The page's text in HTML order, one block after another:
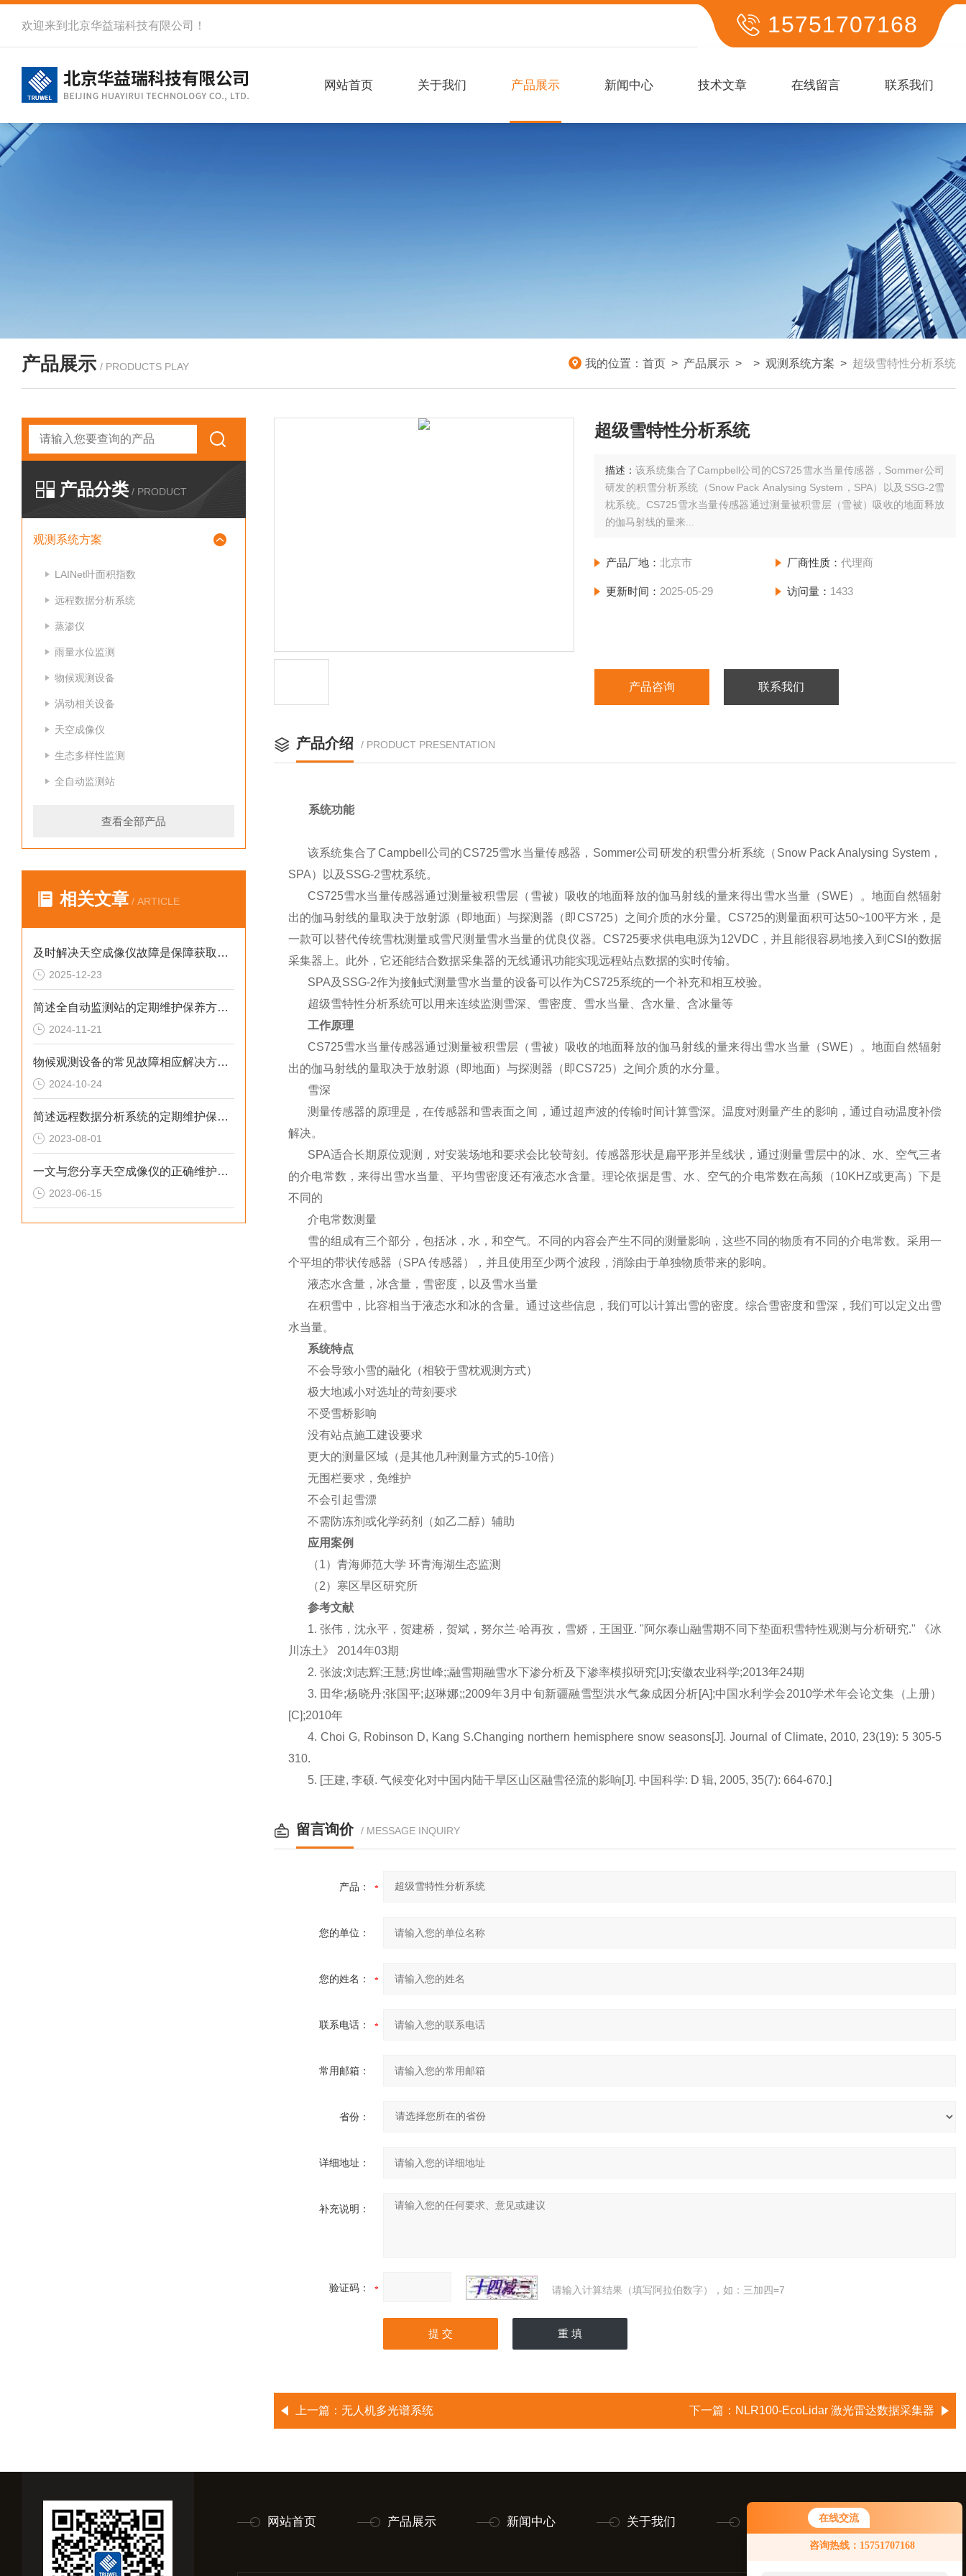
在线交流
咨询热线：15751707168
欢迎来到北京华益瑞科技有限公司！ 15751707168
网站首页 关于我们 产品展示 新闻中心 技术文章 在线留言 联系我们
产品展示 / PRODUCTS PLAY 我的位置： 首页 > 产品展示 > > 观测系统方案 > 超级雪特性分析系统
产品分类 / PRODUCT
观测系统方案
LAINet叶面积指数
远程数据分析系统
蒸渗仪
雨量水位监测
物候观测设备
涡动相关设备
天空成像仪
生态多样性监测
全自动监测站
查看全部产品
相关文章 / ARTICLE
及时解决天空成像仪故障是保障获取高可靠性天空数据的核心
2025-12-23
简述全自动监测站的定期维护保养方法建议
2024-11-21
物候观测设备的常见故障相应解决方法分享
2024-10-24
简述远程数据分析系统的定期维护保养方法
2023-08-01
一文与您分享天空成像仪的正确维护保养方法
2023-06-15
超级雪特性分析系统
描述：该系统集合了Campbell公司的CS725雪水当量传感器，Sommer公司
研发的积雪分析系统（Snow Pack Analysing System，SPA）以及SSG-2雪
枕系统。CS725雪水当量传感器通过测量被积雪层（雪被）吸收的地面释放
的伽马射线的量来...
产品厂地：北京市 厂商性质： 代理商
更新时间： 2025-05-29 访问量： 1433
产品咨询 联系我们
产品介绍 / PRODUCT PRESENTATION
系统功能
该系统集合了Campbell公司的CS725雪水当量传感器，Sommer公司研发的积雪分析系统（Snow Pack Analysing System，
SPA）以及SSG-2雪枕系统。
CS725雪水当量传感器通过测量被积雪层（雪被）吸收的地面释放的伽马射线的量来得出雪水当量（SWE）。地面自然辐射
出的伽马射线的量取决于放射源（即地面）与探测器（即CS725）之间介质的水分量。CS725的测量面积可达50~100平方米，是
一款可以替代传统雪枕测量或雪尺测量雪水当量的优良仪器。CS725要求供电电源为12VDC，并且能很容易地接入到CSI的数据
采集器上。此外，它还能结合数据采集器的无线通讯功能实现远程站点数据的实时传输。
SPA及SSG-2作为接触式测量雪水当量的设备可以作为CS725系统的一个补充和相互校验。
超级雪特性分析系统可以用来连续监测雪深、雪密度、雪水当量、含水量、含冰量等
工作原理
CS725雪水当量传感器通过测量被积雪层（雪被）吸收的地面释放的伽马射线的量来得出雪水当量（SWE）。地面自然辐射
出的伽马射线的量取决于放射源（即地面）与探测器（即CS725）之间介质的水分量。
雪深
测量传感器的原理是，在传感器和雪表面之间，通过超声波的传输时间计算雪深。温度对测量产生的影响，通过自动温度补偿
解决。
SPA适合长期原位观测，对安装场地和要求会比较苛刻。传感器形状是扁平形并呈线状，通过测量雪层中的冰、水、空气三者
的介电常数，来得出雪水当量、平均雪密度还有液态水含量。理论依据是雪、水、空气的介电常数在高频（10KHZ或更高）下是
不同的
介电常数测量
雪的组成有三个部分，包括冰，水，和空气。不同的内容会产生不同的测量影响，这些不同的物质有不同的介电常数。采用一
个平坦的带状传感器（SPA 传感器），并且使用至少两个波段，消除由于单独物质带来的影响。
液态水含量，冰含量，雪密度，以及雪水当量
在积雪中，比容相当于液态水和冰的含量。通过这些信息，我们可以计算出雪的密度。综合雪密度和雪深，我们可以定义出雪
水当量。
系统特点
不会导致小雪的融化（相较于雪枕观测方式）
极大地减小对选址的苛刻要求
不受雪桥影响
没有站点施工建设要求
更大的测量区域（是其他几种测量方式的5-10倍）
无围栏要求，免维护
不会引起雪漂
不需防冻剂或化学药剂（如乙二醇）辅助
应用案例
（1）青海师范大学 环青海湖生态监测
（2）寒区旱区研究所
参考文献
1. 张伟，沈永平，贺建桥，贺斌，努尔兰·哈再孜，雪娇，王国亚. "阿尔泰山融雪期不同下垫面积雪特性观测与分析研究." 《冰
川冻土》 2014年03期
2. 张波;刘志辉;王慧;房世峰;;融雪期融雪水下渗分析及下渗率模拟研究[J];安徽农业科学;2013年24期
3. 田华;杨晓丹;张国平;赵琳娜;;2009年3月中旬新疆融雪型洪水气象成因分析[A];中国水利学会2010学术年会论文集（上册）
[C];2010年
4. Choi G, Robinson D, Kang S.Changing northern hemisphere snow seasons[J]. Journal of Climate, 2010, 23(19): 5 305-5
310.
5. [王建, 李硕. 气候变化对中国内陆干旱区山区融雪径流的影响[J]. 中国科学: D 辑, 2005, 35(7): 664-670.]
留言询价 / MESSAGE INQUIRY
产品：
您的单位：
您的姓名：
联系电话：
常用邮箱：
省份：
详细地址：
补充说明：
验证码： 请输入计算结果（填写阿拉伯数字），如：三加四=7
上一篇： 无人机多光谱系统 下一篇： NLR100-EcoLidar 激光雷达数据采集器
网站首页 产品展示 新闻中心 关于我们